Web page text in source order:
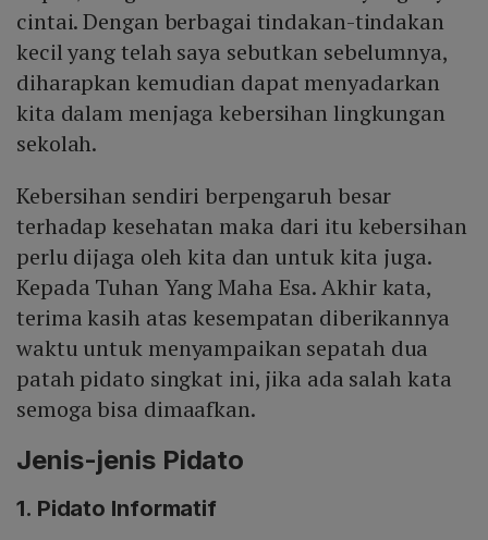
cintai. Dengan berbagai tindakan-tindakan
kecil yang telah saya sebutkan sebelumnya,
diharapkan kemudian dapat menyadarkan
kita dalam menjaga kebersihan lingkungan
sekolah.
Kebersihan sendiri berpengaruh besar
terhadap kesehatan maka dari itu kebersihan
perlu dijaga oleh kita dan untuk kita juga.
Kepada Tuhan Yang Maha Esa. Akhir kata,
terima kasih atas kesempatan diberikannya
waktu untuk menyampaikan sepatah dua
patah pidato singkat ini, jika ada salah kata
semoga bisa dimaafkan.
Jenis-jenis Pidato
1. Pidato Informatif